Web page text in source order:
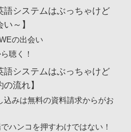
語システムはぶっちゃけど
～】
の出会い
聴く！
語システムはぶっちゃけど
流れ】
込みは無料の資料請求からがお
ハンコを押すわけではない！